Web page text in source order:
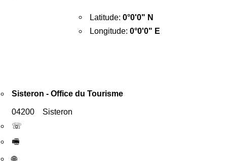
Latitude: 0°0'0" N
Longitude: 0°0'0" E
Sisteron - Office du Tourisme
04200 Sisteron
☏
🖷
🌐